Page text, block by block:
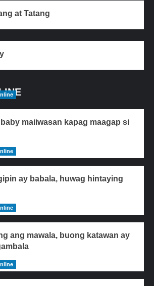
at Tatang
maiiwasan kapag maagap si
ay babala, huwag hintaying
ang mawala, buong katawan ay